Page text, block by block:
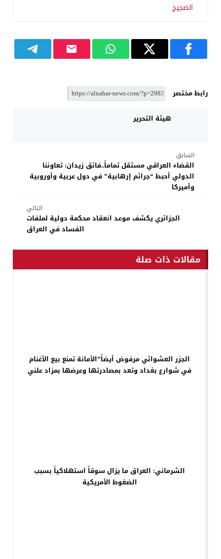
الضجيج
رابط مختصر
هيئة التحرير
السابق
القضاء العراقي مستقل تماماً..فائق زيدان: تعاوننا
الدولي أحبط “جرائم إرهابية” في دول عربية وأوروبية
وأميركا
التالي
الجزائري يكشف موعد انعقاد محكمة دولية لملفات
الفساد في العراق
مقالات ذات صلة
الجزر العشوائي مرفوض أيضاً”الأمانة تمنع بيع الأغنام
في شوارع بغداد وتعد بمصادرتها وعرضها بمزاد علني
الشرماني: العراق ما يزال سوقاً استهلاكياً بسبب
الضغوط الأمريكية